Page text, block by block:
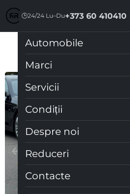
🕒24/24 Lu–Du+373 60 410410
Automobile
Marci
Servicii
Condiții
Despre noi
Reduceri
Contacte
Toyota